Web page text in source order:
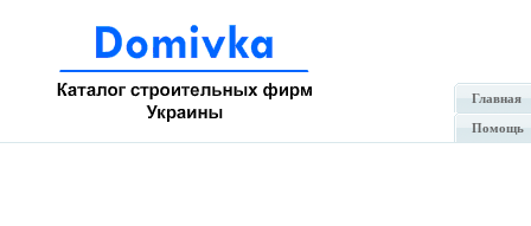
Главная
Помощь